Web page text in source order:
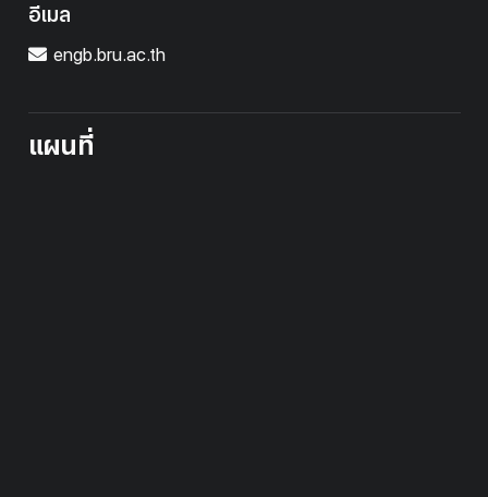
อีเมล
engb.bru.ac.th
แผนที่